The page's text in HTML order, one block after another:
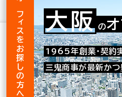
お問い合
オフィスをお探しの方へ 大阪 の
1965年創業・契約
三鬼商事が最新か